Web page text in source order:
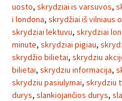
uosto, skrydziai is varsuvos,
i londona, skrydžiai iš vilniaus
skrydziai lektuvu, skrydziai
minute, skrydziai pigiau,
skrydžio bilietai, skrydziu
bilietai, skrydziu informacija,
skrydziu pasiulymai, skrydziu
durys, slankiojančios durys,